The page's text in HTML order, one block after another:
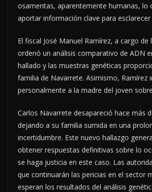
osamentas, aparentemente humanas, lo
aportar información clave para esclarecer
El fiscal José Manuel Ramírez, a cargo de
ordenó un análisis comparativo de ADN
hallado y las muestras genéticas
familia de Navarrete. Asimismo, Ramírez
personalmente a la madre del joven
Carlos Navarrete desapareció hace más
dejando a su familia sumida en una
incertidumbre. Este nuevo hallazgo
obtener respuestas definitivas sobre lo
se haga justicia en este caso. Las
que continuarán las pericias en el sector
esperan los resultados del análisis